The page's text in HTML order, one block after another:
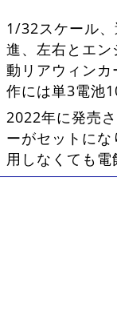
1/32スケール
進、左右とエ
動リアウィン
作には単3電池
2022年に発売
ーがセットに
用しなくても